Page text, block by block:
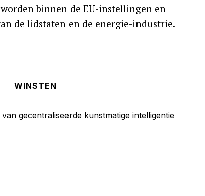
binnen de EU-instellingen en
de lidstaten en de energie-industrie.
WINSTEN